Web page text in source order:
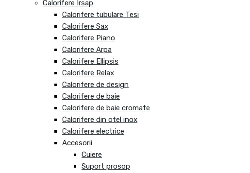
Calorifere Irsap
Calorifere tubulare Tesi
Calorifere Sax
Calorifere Piano
Calorifere Arpa
Calorifere Ellipsis
Calorifere Relax
Calorifere de design
Calorifere de baie
Calorifere de baie cromate
Calorifere din otel inox
Calorifere electrice
Accesorii
Cuiere
Suport prosop